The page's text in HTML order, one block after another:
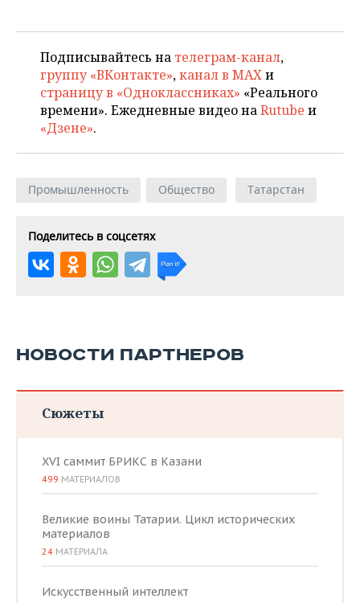
Подписывайтесь на телеграм-канал,
группу «ВКонтакте»,канал в MAXи
страницу в «Одноклассниках» «Реального
времени». Ежедневные видео наRutube и
«Дзене».
Промышленность Общество Татарстан
Поделитесь в соцсетях
НОВОСТИ ПАРТНЕРОВ
Сюжеты
XVI саммит БРИКС в Казани
499 МАТЕРИАЛОВ
Великие воины Татарии. Цикл исторических
материалов
24 МАТЕРИАЛА
Искусственный интеллект